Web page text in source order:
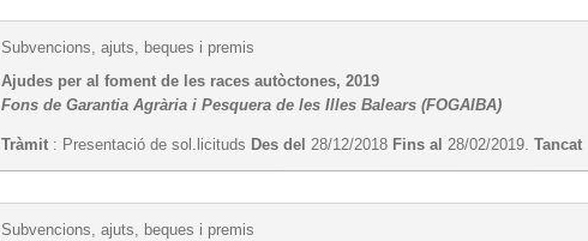
Subvencions, ajuts, beques i premis
Ajudes per al foment de les races autòctones, 2019
Fons de Garantia Agrària i Pesquera de les Illes Balears (FOGAIBA)
Tràmit : Presentació de sol.licituds Des del 28/12/2018 Fins al 28/02/2019.Tancat
Subvencions, ajuts, beques i premis